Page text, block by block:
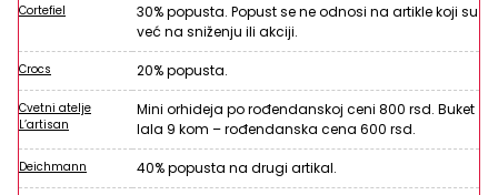
Cortefiel
30% popusta. Popust se ne odnosi na artikle koji su
već na sniženju ili akciji.
Crocs 20% popusta.
Cvetni atelje
L’artisan
Mini orhideja po rođendanskoj ceni 800 rsd. Buket
lala 9 kom – rođendanska cena 600 rsd.
Deichmann 40% popusta na drugi artikal.